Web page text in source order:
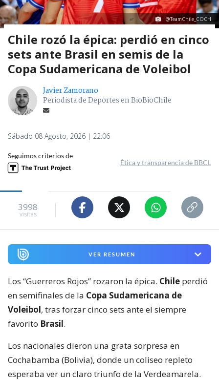
@TeamChile_COCH
Chile rozó la épica: perdió en cinco
sets ante Brasil en semis de la
Copa Sudamericana de Voleibol
Javier Zamorano
Periodista de Deportes en BioBioChile
Sábado 08 Agosto, 2026 | 22:06
Seguimos criterios de
Ética y transparencia de BBCL
3998
visitas
VER RESUMEN
Los “Guerreros Rojos” rozaron la épica. Chile perdió
en semifinales de la Copa Sudamericana de
Voleibol, tras forzar cinco sets ante el siempre
favorito Brasil.
Los nacionales dieron una grata sorpresa en
Cochabamba (Bolivia), donde un coliseo repleto
esperaba ver un claro triunfo de la Verdeamarela.